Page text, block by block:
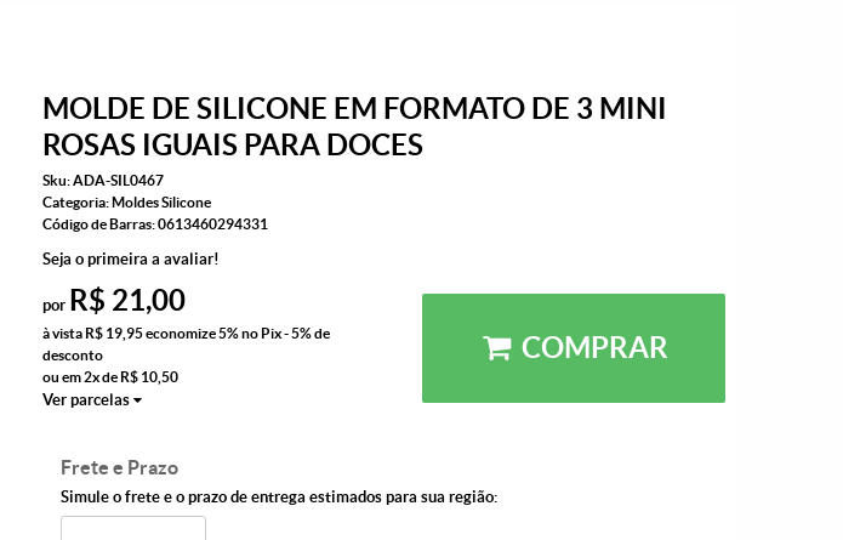
MOLDE DE SILICONE EM FORMATO DE 3 MINI
ROSAS IGUAIS PARA DOCES
Sku:ADA-SIL0467
Categoria:Moldes Silicone
Código de Barras:0613460294331
Seja o primeira a avaliar!
por R$ 21,00
à vista R$ 19,95economize5%no Pix - 5% de
desconto
ou em2xde R$ 10,50
Ver parcelas
COMPRAR
Frete e Prazo
Simule o frete e o prazo de entrega estimados para sua região: